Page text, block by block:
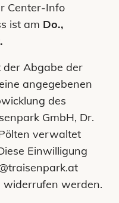
Center-Info
ist am Do.,
der Abgabe der
angegebenen
des
GmbH, Dr.
verwaltet
Einwilligung
werden.